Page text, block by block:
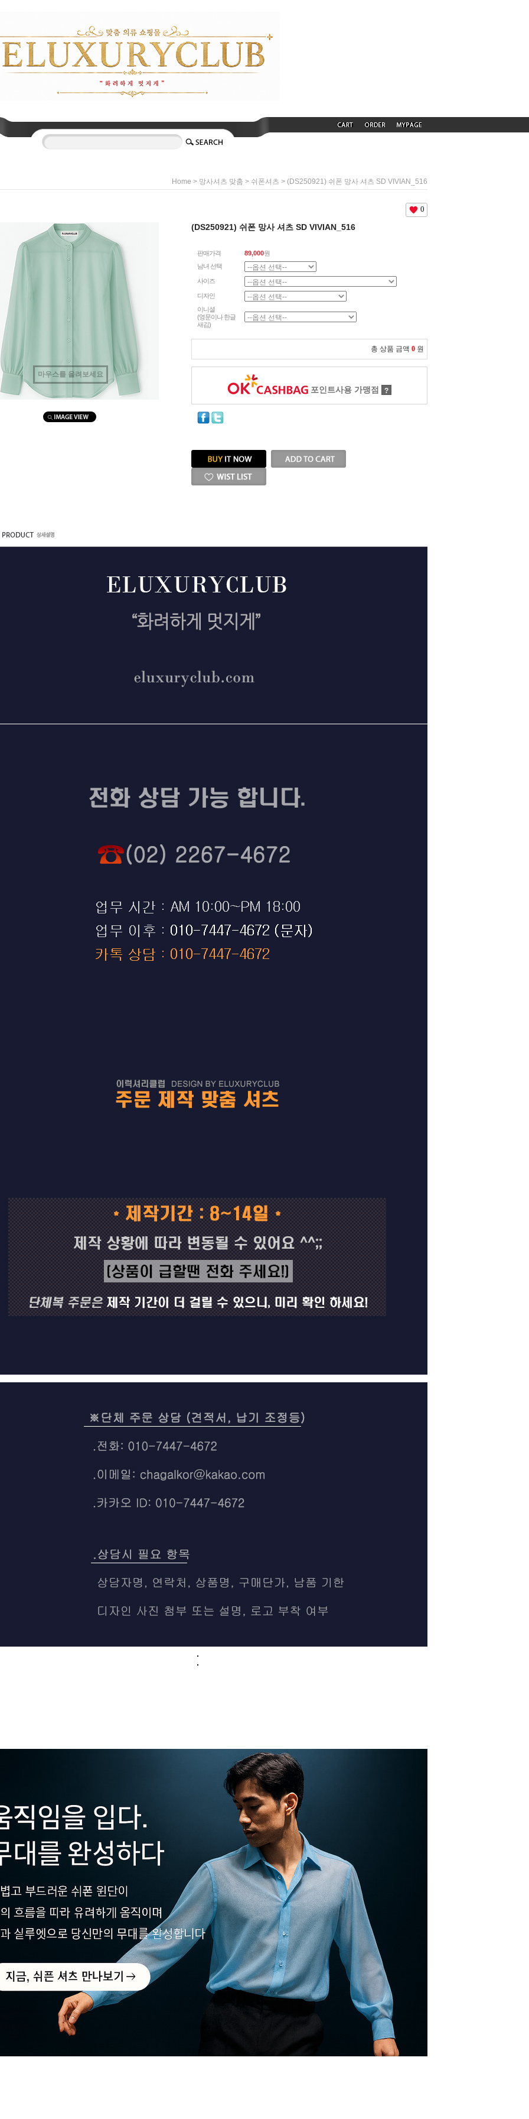
Home > 망사셔츠 맞춤 > 쉬폰셔츠 > (DS250921) 쉬폰 망사 셔츠 SD VIVIAN_516
마우스를 올려보세요
0
(DS250921) 쉬폰 망사 셔츠 SD VIVIAN_516
판매가격 89,000원
남녀 선택
사이즈
디자인
이니셜
(영문이나 한글
새김)
총 상품 금액 0 원
포인트사용 가맹점 ?